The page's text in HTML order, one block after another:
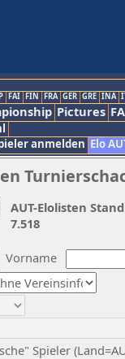
FAI FIN FRA GER GRE INA
Pictures
anmelden Elo
Vorname
Spieler
AUT-Elolisten
7.518